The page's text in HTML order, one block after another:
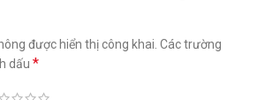
được hiển thị công khai. Các trường
dấu *